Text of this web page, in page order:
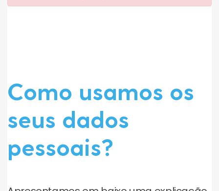
Como usamos os
seus dados
pessoais?